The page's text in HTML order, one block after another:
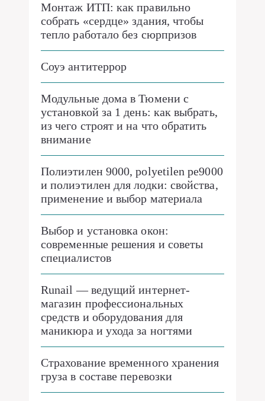
Монтаж ИТП: как правильно
собрать «сердце» здания, чтобы
тепло работало без сюрпризов
Соуэ антитеррор
Модульные дома в Тюмени с
установкой за 1 день: как выбрать,
из чего строят и на что обратить
внимание
Полиэтилен 9000, polyetilen pe9000
и полиэтилен для лодки: свойства,
применение и выбор материала
Выбор и установка окон:
современные решения и советы
специалистов
Runail — ведущий интернет-
магазин профессиональных
средств и оборудования для
маникюра и ухода за ногтями
Страхование временного хранения
груза в составе перевозки